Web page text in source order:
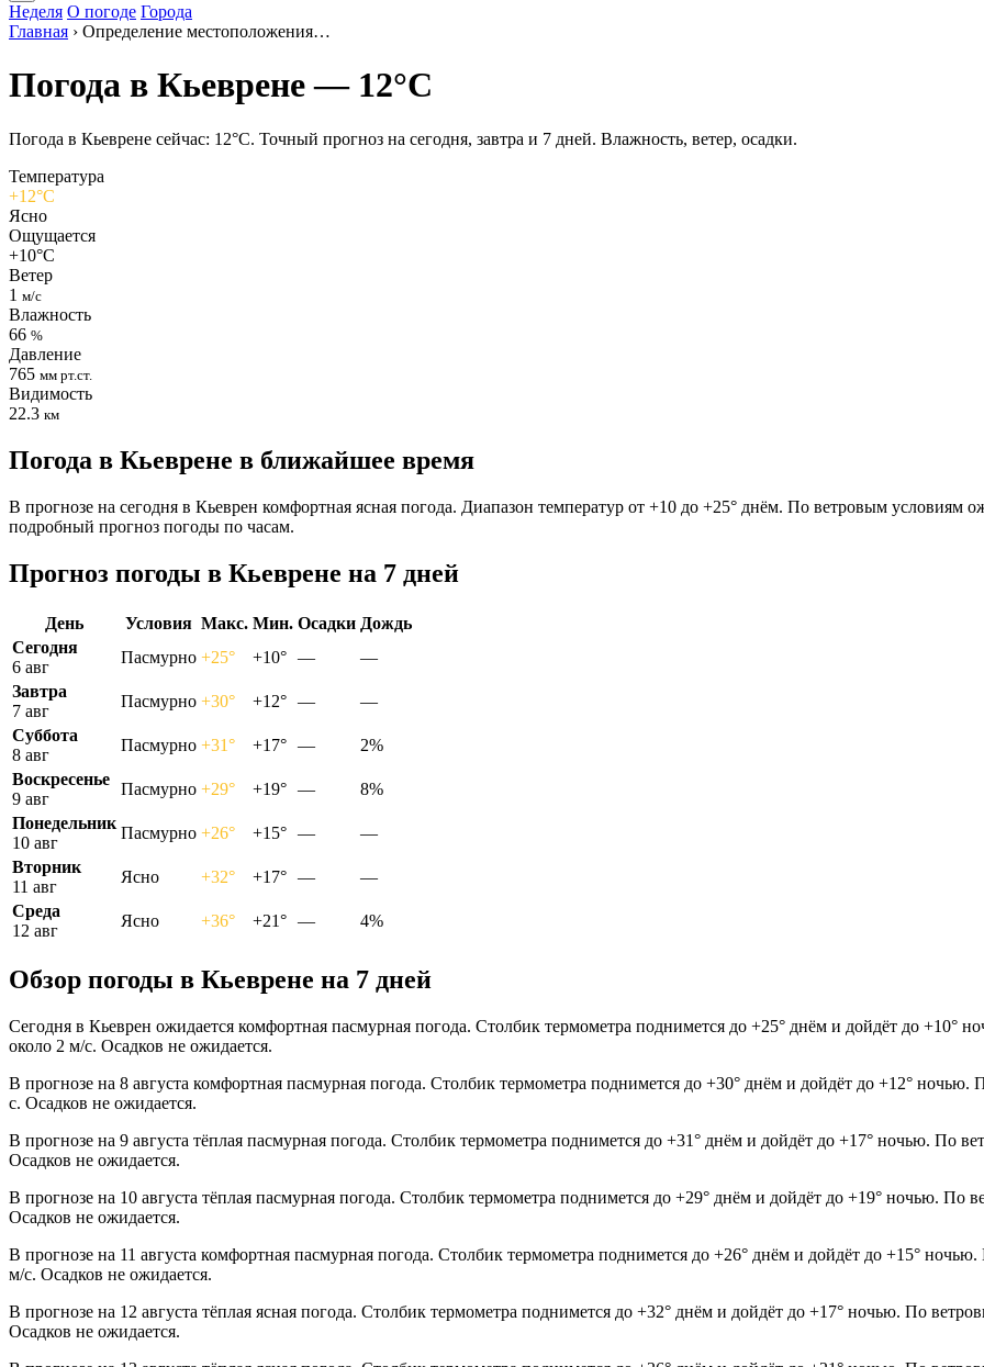
Неделя О погоде Города
Главная › Определение местоположения…
Погода в Кьеврене — 12°C
Погода в Кьеврене сейчас: 12°C. Точный прогноз на сегодня, завтра и 7 дней. Влажность, ветер, осадки.
Температура
+12°C
Ясно
Ощущается
+10°C
Ветер
1 м/с
Влажность
66 %
Давление
765 мм рт.ст.
Видимость
22.3 км
Погода в Кьеврене в ближайшее время
В прогнозе на сегодня в Кьеврен комфортная ясная погода. Диапазон температур от +10 до +25° днём. По ветровым условиям
подробный прогноз погоды по часам.
Прогноз погоды в Кьеврене на 7 дней
День Условия Макс. Мин. Осадки Дождь
Сегодня
6 авг
Пасмурно +25° +10° —
—
Завтра
7 авг
Пасмурно +30° +12° —
—
Суббота
8 авг
Пасмурно +31° +17° —
2%
Воскресенье
9 авг
Пасмурно +29° +19° —
8%
Понедельник
10 авг
Пасмурно +26° +15° —
—
Вторник
11 авг
Ясно +32° +17° —
—
Среда
12 авг
Ясно +36° +21° — 4%
Обзор погоды в Кьеврене на 7 дней
Сегодня в Кьеврен ожидается комфортная пасмурная погода. Столбик термометра поднимется до +25° днём и дойдёт до +10°
около 2 м/с. Осадков не ожидается.
В прогнозе на 8 августа комфортная пасмурная погода. Столбик термометра поднимется до +30° днём и дойдёт до +12°
с. Осадков не ожидается.
В прогнозе на 9 августа тёплая пасмурная погода. Столбик термометра поднимется до +31° днём и дойдёт до +17° ночью. По
Осадков не ожидается.
В прогнозе на 10 августа тёплая пасмурная погода. Столбик термометра поднимется до +29° днём и дойдёт до +19° ночью. По
Осадков не ожидается.
В прогнозе на 11 августа комфортная пасмурная погода. Столбик термометра поднимется до +26° днём и дойдёт до +15°
м/с. Осадков не ожидается.
В прогнозе на 12 августа тёплая ясная погода. Столбик термометра поднимется до +32° днём и дойдёт до +17° ночью. По
Осадков не ожидается.